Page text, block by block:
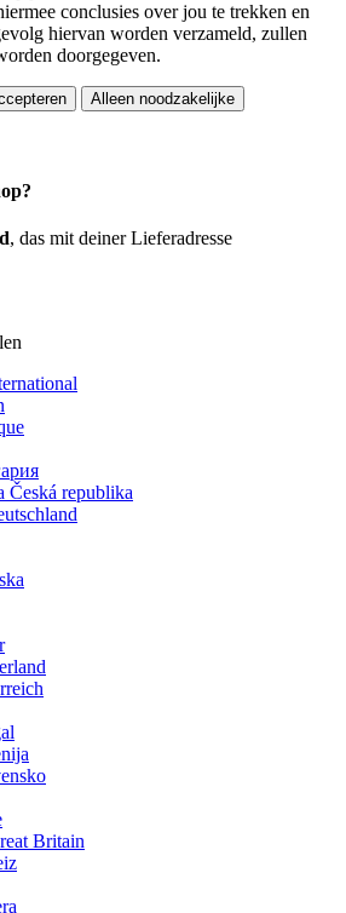
conclusies over jou te trekken en
hiervan worden verzameld, zullen
doorgegeven.
Alleen noodzakelijke
, das mit deiner Lieferadresse
Česká republika
Britain